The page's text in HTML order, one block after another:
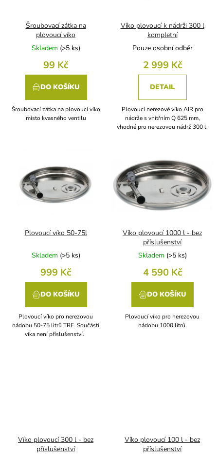
Šroubovací zátka na
plovoucí víko
Skladem (>5 ks)
99 Kč
DO KOŠÍKU
Šroubovací zátka na plovoucí víko
místo kvasného ventilu
Víko plovoucí k nádrži 300 l
kompletní
Pouze osobní odběr
2 999 Kč
DETAIL
Plovoucí nerezové víko AIR pro
nádrže s vnitřním Q 625 mm,
vhodné pro nerezovou nádrž 300 l.
Plovoucí víko 50-75l
Skladem (>5 ks)
999 Kč
DO KOŠÍKU
Plovoucí víko pro nerezovou
nádobu 50-75 litrů TRE. Součástí
víka není příslušenství.
Víko plovoucí 1000 l - bez
příslušenství
Skladem (>5 ks)
4 590 Kč
DO KOŠÍKU
Plovoucí víko pro nerezovou
nádobu 1000 litrů.
Víko plovoucí 300 l - bez
příslušenství
Víko plovoucí 100 l - bez
příslušenství